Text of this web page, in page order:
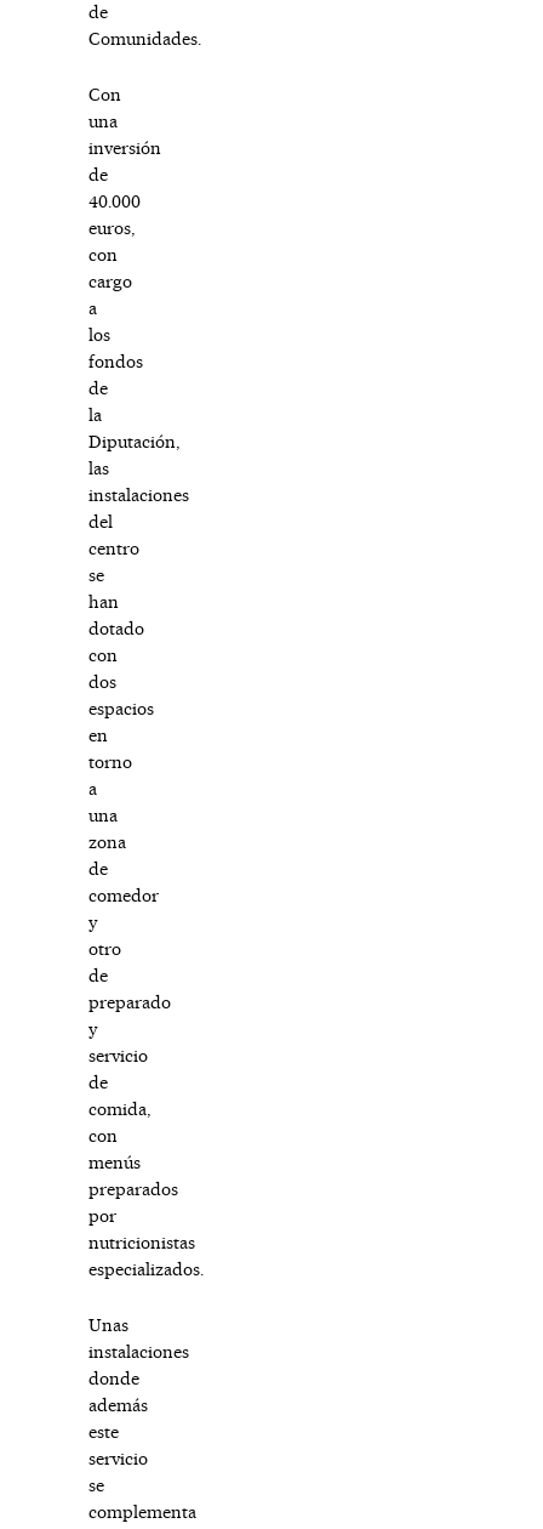
de
Comunidades.
Con
una
inversión
de
40.000
euros,
con
cargo
a
los
fondos
de
la
Diputación,
las
instalaciones
del
centro
se
han
dotado
con
dos
espacios
en
torno
a
una
zona
de
comedor
y
otro
de
preparado
y
servicio
de
comida,
con
menús
preparados
por
nutricionistas
especializados.
Unas
instalaciones
donde
además
este
servicio
se
complementa